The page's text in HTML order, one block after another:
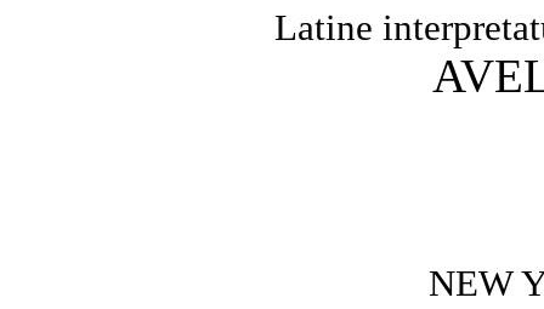
Latine
NEW